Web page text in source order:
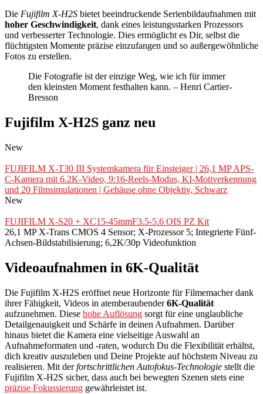
Die Fujifilm X-H2S bietet beeindruckende Serienbildaufnahmen mit
hoher Geschwindigkeit, dank eines leistungsstarken Prozessors
und verbesserter Technologie. Dies ermöglicht es Dir, selbst die
flüchtigsten Momente präzise einzufangen und so außergewöhnliche
Fotos zu erstellen.
Die Fotografie ist der einzige Weg, wie ich für immer
den kleinsten Moment festhalten kann. – Henri Cartier-
Bresson
Fujifilm X-H2S ganz neu
New
FUJIFILM X-T30 III Systemkamera für Einsteiger | 26,1 MP APS-
C-Kamera mit 6.2K-Video, 9:16-Reels-Modus, KI-Motiverkennung
und 20 Filmsimulationen | Gehäuse ohne Objektiv, Schwarz
New
FUJIFILM X-S20 + XC15-45mmF3.5-5.6 OIS PZ Kit
26,1 MP X-Trans CMOS 4 Sensor; X-Prozessor 5; Integrierte Fünf-
Achsen-Bildstabilisierung; 6,2K/30p Videofunktion
Videoaufnahmen in 6K-Qualität
Die Fujifilm X-H2S eröffnet neue Horizonte für Filmemacher dank
ihrer Fähigkeit, Videos in atemberaubender6K-Qualität
aufzunehmen. Diese hohe Auflösung sorgt für eine unglaubliche
Detailgenauigkeit und Schärfe in deinen Aufnahmen. Darüber
hinaus bietet die Kamera eine vielseitige Auswahl an
Aufnahmeformaten und -raten, wodurch Du die Flexibilität erhältst,
dich kreativ auszuleben und Deine Projekte auf höchstem Niveau zu
realisieren. Mit derfortschrittlichen Autofokus-Technologie stellt die
Fujifilm X-H2S sicher, dass auch bei bewegten Szenen stets eine
präzise Fokussierung gewährleistet ist.